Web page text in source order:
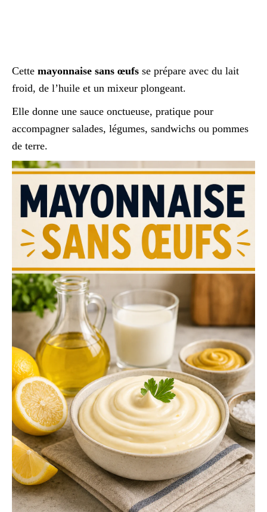
Cette mayonnaise sans œufs se prépare avec du lait
froid, de l’huile et un mixeur plongeant.
Elle donne une sauce onctueuse, pratique pour
accompagner salades, légumes, sandwichs ou pommes
de terre.